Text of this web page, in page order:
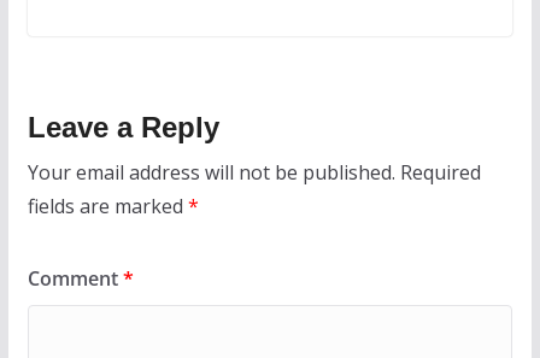
Leave a Reply
Your email address will not be published. Required
fields are marked *
Comment*